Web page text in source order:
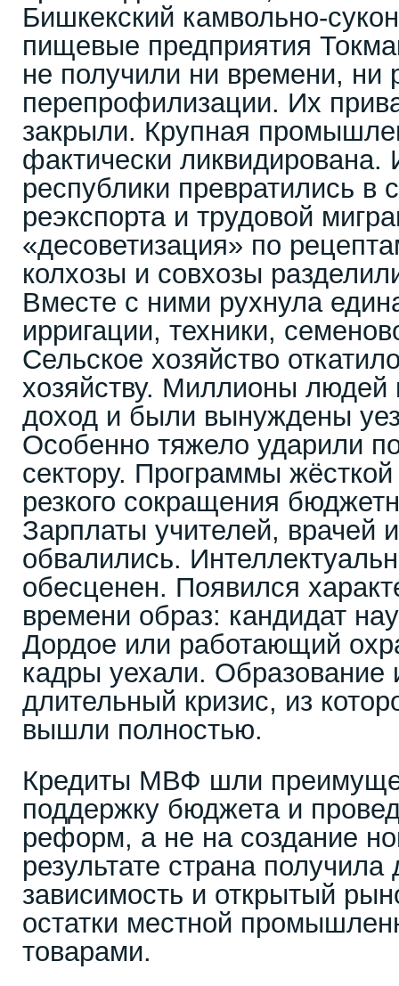
Бишкекский камвольно-
пищевые предприятия
не получили ни времени, ни
перепрофилизации. Их
закрыли. Крупная
фактически ликвидирована.
республики превратились в
реэкспорта и трудовой
«десоветизация» по
колхозы и совхозы
Вместе с ними рухнула
ирригации, техники,
Сельское хозяйство
хозяйству. Миллионы людей
доход и были вынуждены
Особенно тяжело ударили
сектору. Программы
резкого сокращения
Зарплаты учителей, врачей
обвалились.
обесценен. Появился
времени образ: кандидат
Дордое или работающий
кадры уехали.
длительный кризис, из
вышли полностью.
Кредиты МВФ шли
поддержку бюджета и
реформ, а не на создание
результате страна получила
зависимость и открытый
остатки местной
товарами.